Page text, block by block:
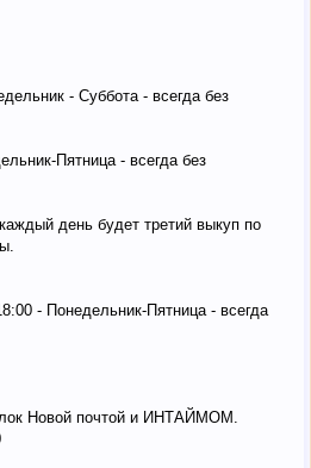
- Суббота - всегда без
Пятница - всегда без
день будет третий выкуп по
- Понедельник-Пятница - всегда
Новой почтой и ИНТАЙМОМ.